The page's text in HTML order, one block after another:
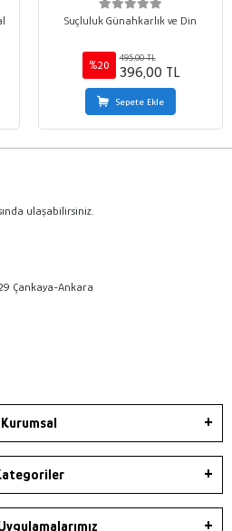
Suçluluk Günahkarlık ve Din
%20
495,00 TL
396,00 TL
Sepete Ekle
ulaşabilirsiniz.
Çankaya-Ankara
Kurumsal